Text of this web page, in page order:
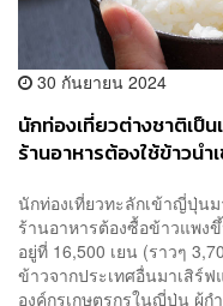
30 กันยายน 2024
นักท่องเที่ยวต่างชาติเป็
ร้านอาหารต้องใช้ข้าวนำ
นักท่องเที่ยวทะลักเข้าญี่ปุ่น
ร้านอาหารต้องซื้อข้าวแพง
อยู่ที่ 16,500 เยน (ราวๆ
ข้าวจากประเทศอื่นมาเสิร์
องค์กรเกษตรกรในญี่ปุ่น ผู้ก